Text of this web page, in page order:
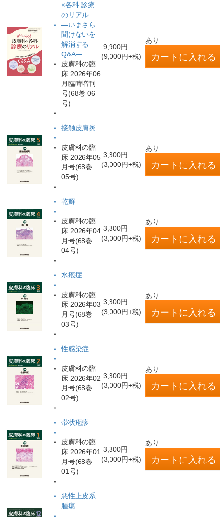
×各科 診療
のリアル
―いまさら
聞けないを
解消する
Q&A―
皮膚科の臨
床 2026年06
月臨時増刊
号(68巻 06
号)
9,900円
(9,000円+税)
あり
接触皮膚炎
皮膚科の臨
床 2026年05
月号(68巻
05号)
3,300円
(3,000円+税)
あり
乾癬
皮膚科の臨
床 2026年04
月号(68巻
04号)
3,300円
(3,000円+税)
あり
水疱症
皮膚科の臨
床 2026年03
月号(68巻
03号)
3,300円
(3,000円+税)
あり
性感染症
皮膚科の臨
床 2026年02
月号(68巻
02号)
3,300円
(3,000円+税)
あり
帯状疱疹
皮膚科の臨
床 2026年01
月号(68巻
01号)
3,300円
(3,000円+税)
あり
悪性上皮系
腫瘍